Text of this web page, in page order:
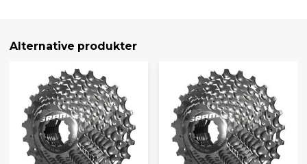
Alternative produkter